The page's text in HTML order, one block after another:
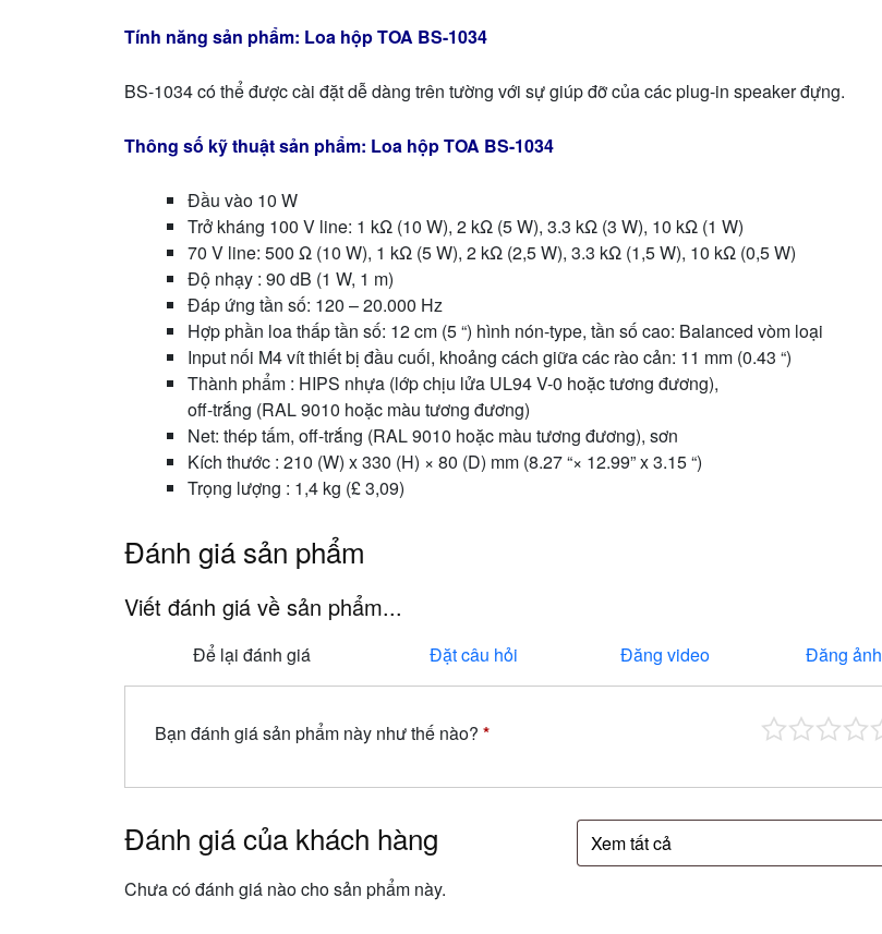
Tính năng sản phẩm: Loa hộp TOA BS-1034
BS-1034 có thể được cài đặt dễ dàng trên tường với sự giúp đỡ của các plug-in speaker đựng.
Thông số kỹ thuật sản phẩm: Loa hộp TOA BS-1034
Đầu vào 10 W
Trở kháng 100 V line: 1 kΩ (10 W), 2 kΩ (5 W), 3.3 kΩ (3 W), 10 kΩ (1 W)
70 V line: 500 Ω (10 W), 1 kΩ (5 W), 2 kΩ (2,5 W), 3.3 kΩ (1,5 W), 10 kΩ (0,5 W)
Độ nhạy : 90 dB (1 W, 1 m)
Đáp ứng tần số: 120 – 20.000 Hz
Hợp phần loa thấp tần số: 12 cm (5 “) hình nón-type, tần số cao: Balanced vòm loại
Input nối M4 vít thiết bị đầu cuối, khoảng cách giữa các rào cản: 11 mm (0.43 “)
Thành phẩm : HIPS nhựa (lớp chịu lửa UL94 V-0 hoặc tương đương),
off-trắng (RAL 9010 hoặc màu tương đương)
Net: thép tấm, off-trắng (RAL 9010 hoặc màu tương đương), sơn
Kích thước : 210 (W) x 330 (H) × 80 (D) mm (8.27 “× 12.99” x 3.15 “)
Trọng lượng : 1,4 kg (£ 3,09)
Đánh giá sản phẩm
Viết đánh giá về sản phẩm...
Để lại đánh giá Đặt câu hỏi Đăng video Đăng ảnh
Bạn đánh giá sản phẩm này như thế nào? *
Đánh giá của khách hàng
Chưa có đánh giá nào cho sản phẩm này.